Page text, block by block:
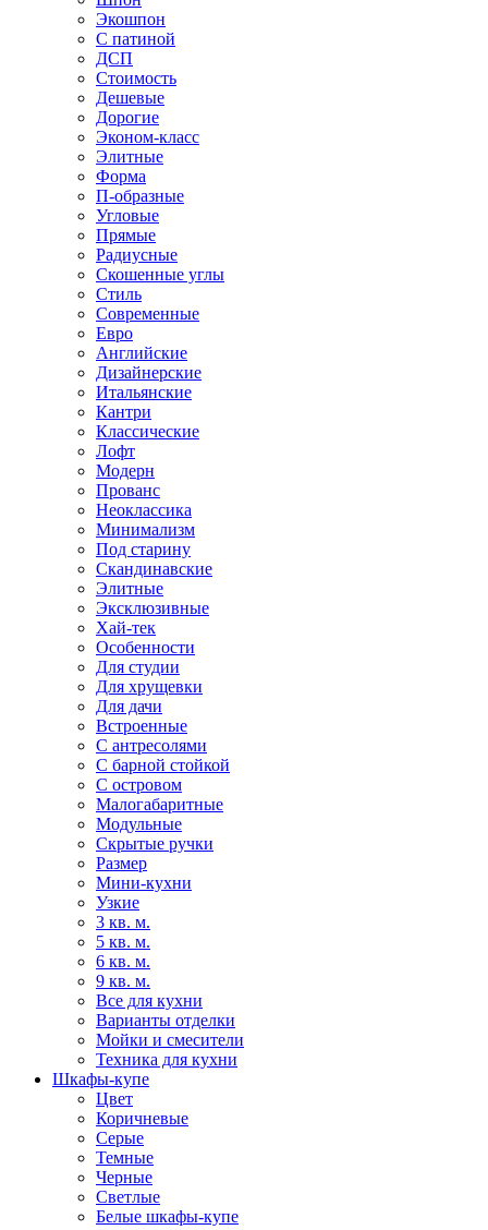
Экошпон
С патиной
ДСП
Стоимость
Дешевые
Дорогие
Эконом-класс
Элитные
Форма
П-образные
Угловые
Прямые
Радиусные
Скошенные углы
Стиль
Современные
Евро
Английские
Дизайнерские
Итальянские
Кантри
Классические
Лофт
Модерн
Прованс
Неоклассика
Минимализм
Под старину
Скандинавские
Элитные
Эксклюзивные
Хай-тек
Особенности
Для студии
Для хрущевки
Для дачи
Встроенные
С антресолями
С барной стойкой
С островом
Малогабаритные
Модульные
Скрытые ручки
Размер
Мини-кухни
Узкие
3 кв. м.
5 кв. м.
6 кв. м.
9 кв. м.
Все для кухни
Варианты отделки
Мойки и смесители
Техника для кухни
Шкафы-купе
Цвет
Коричневые
Серые
Темные
Черные
Светлые
Белые шкафы-купе